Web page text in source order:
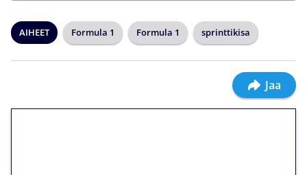
AIHEET Formula 1 Formula 1 sprinttikisa
Jaa